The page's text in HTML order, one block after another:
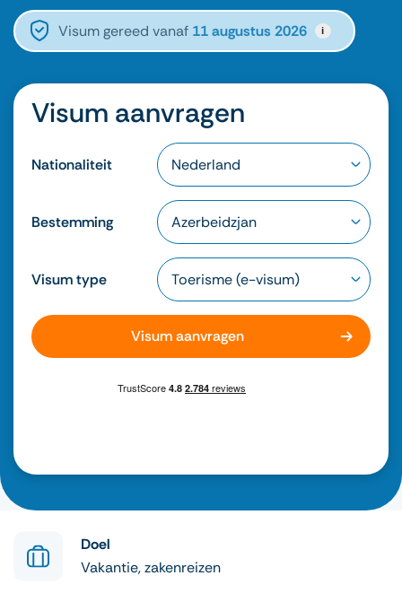
Visum gereed vanaf 11 augustus 2026 i
Visum aanvragen
Nationaliteit
Bestemming
Visum type
Visum aanvragen
Doel
Vakantie, zakenreizen